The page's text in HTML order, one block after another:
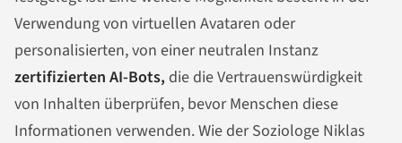
Verwendung von virtuellen Avataren oder
personalisierten, von einer neutralen Instanz
zertifizierten AI-Bots, die die Vertrauenswürdigkeit
von Inhalten überprüfen, bevor Menschen diese
Informationen verwenden. Wie der Soziologe Niklas